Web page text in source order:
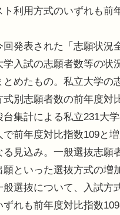
ト利用方式のいずれも前
発表された「志願状況
学入試の志願者数等の状
とめたもの。私立大学の
式別志願者数の前年度対
集計による私立231大
で前年度対比指数109と
る見込み。一般選抜志願
願といった選抜方式の増
選抜について、入試方
ずれも前年度対比指数